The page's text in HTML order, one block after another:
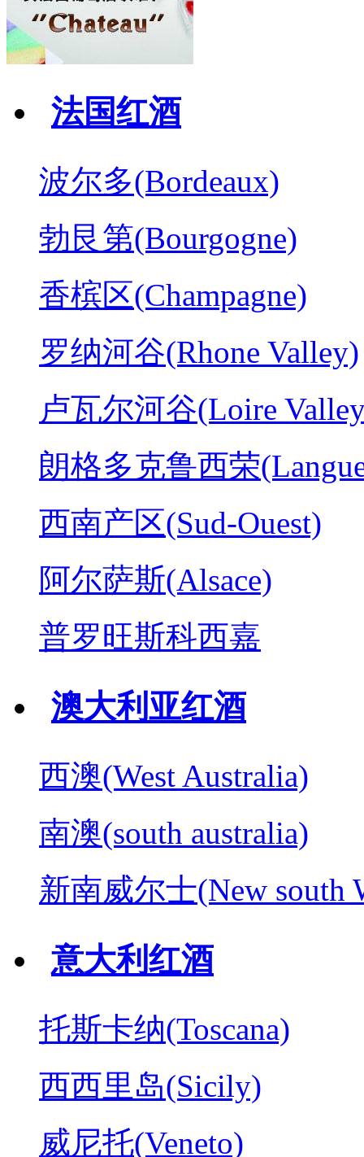
法国红酒
波尔多(Bordeaux)
勃艮第(Bourgogne)
香槟区(Champagne)
罗纳河谷(Rhone Valley)
卢瓦尔河谷(Loire
朗格多克鲁西荣
西南产区(Sud-Ouest)
阿尔萨斯(Alsace)
普罗旺斯科西嘉
澳大利亚红酒
西澳(West Australia)
南澳(south australia)
新南威尔士(New south
意大利红酒
托斯卡纳(Toscana)
西西里岛(Sicily)
威尼托(Veneto)